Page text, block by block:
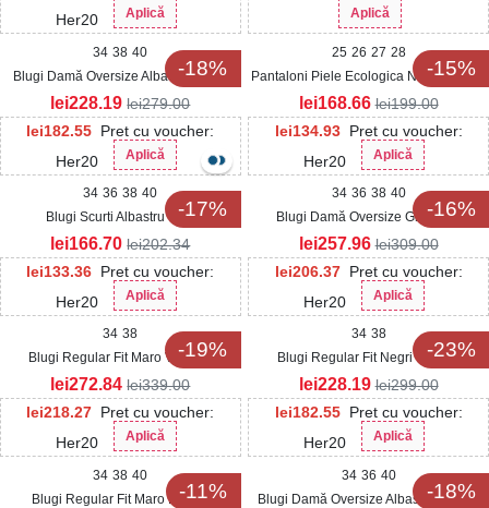
Her20
Aplică Aplică
-18%
34 38 40
Blugi Damă Oversize Albastri Masifa
lei182.55 Pret cu voucher:
Her20
Aplică
lei228.19 lei279.00
-15%
25 26 27 28
Pantaloni Piele Ecologica Negru Camie
lei134.93 Pret cu voucher:
Her20
Aplică
lei168.66 lei199.00
-17%
34 36 38 40
Blugi Scurti Albastru Litzy
lei133.36 Pret cu voucher:
Her20
Aplică
lei166.70 lei202.34
-16%
34 36 38 40
Blugi Damă Oversize Gri Aralys
lei206.37 Pret cu voucher:
Her20
Aplică
lei257.96 lei309.00
-19%
34 38
Blugi Regular Fit Maro Vladisla
lei218.27 Pret cu voucher:
Her20
Aplică
lei272.84 lei339.00
-23%
34 38
Blugi Regular Fit Negri Harkira
lei182.55 Pret cu voucher:
Her20
Aplică
lei228.19 lei299.00
-11%
34 38 40
Blugi Regular Fit Maro Karsyn
-18%
34 36 40
Blugi Damă Oversize Albastri Masifa2